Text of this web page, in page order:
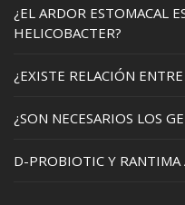
¿EL ARDOR ESTOMACAL
HELICOBACTER?
¿EXISTE RELACIÓN
¿SON NECESARIOS LOS
D-PROBIOTIC Y RANTIMA